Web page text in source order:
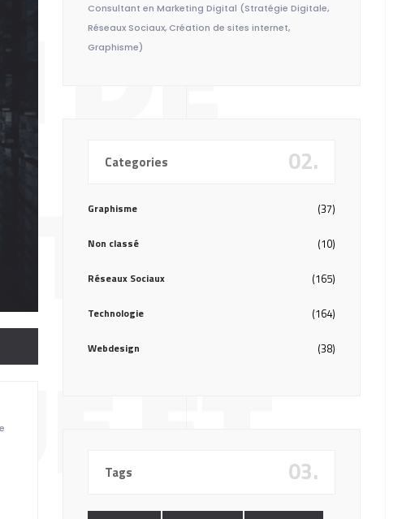
DE
ET
Consultant en Marketing Digital (Stratégie Digitale,
Réseaux Sociaux, Création de sites internet,
Graphisme)
Categories 02.
Graphisme (37)
Non classé (10)
Réseaux Sociaux (165)
Technologie (164)
Webdesign (38)
Tags 03.